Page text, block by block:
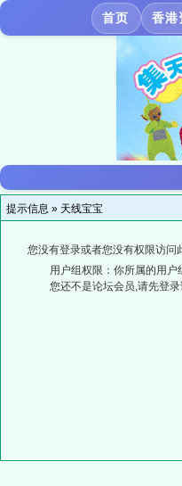
首页 香港
提示信息 » 天线宝宝
您没有登录或者您没有权限访问
用户组权限：你所属的用户
您还不是论坛会员,请先登